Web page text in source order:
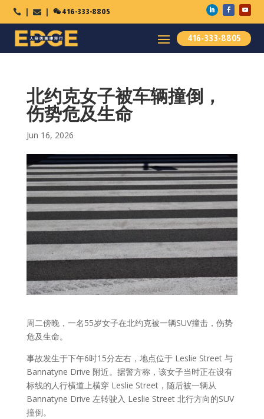
   416-333-8805
416-333-8805
北约克女子被车辆撞倒，
伤势危及生命
Jun 16, 2026
周二傍晚，一名55岁女子在北约克被一辆SUV撞击，伤势
危及生命。
事故发生于下午6时15分左右，地点位于 Leslie Street 与
Bannatyne Drive 附近。据警方称，该女子当时正在设有
标线的人行横道上横穿 Leslie Street，随后被一辆从
Bannatyne Drive 左转驶入 Leslie Street 北行方向的SUV
撞倒。